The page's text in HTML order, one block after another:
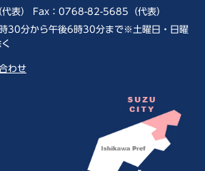
表） Fax：0768-82-5685（代表）
30分から午後6時30分まで※土曜日・日曜
わせ